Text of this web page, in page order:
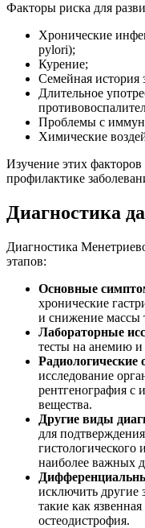
Факторы риска для
Хронические
pylori);
Курение;
Семейная история
Длительное
Проблемы с
Химические
Изучение этих факторов
профилактике
Диагностика
Диагностика
этапов:
Основные
хронические
и снижение массы
Лабораторные
тесты на анемию
Радиологические
исследование
рентгенография с
вещества.
Другие виды
для
гистологического
наиболее важных
исключить другие
такие как
остеодистрофия.